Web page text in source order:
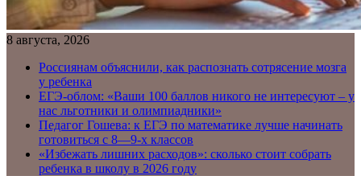
8 августа, 2026
Россиянам объяснили, как распознать сотрясение мозга
у ребенка
ЕГЭ-облом: «Ваши 100 баллов никого не интересуют – у
нас льготники и олимпиадники»
Педагог Гошева: к ЕГЭ по математике лучше начинать
готовиться с 8—9-х классов
«Избежать лишних расходов»: сколько стоит собрать
ребенка в школу в 2026 году